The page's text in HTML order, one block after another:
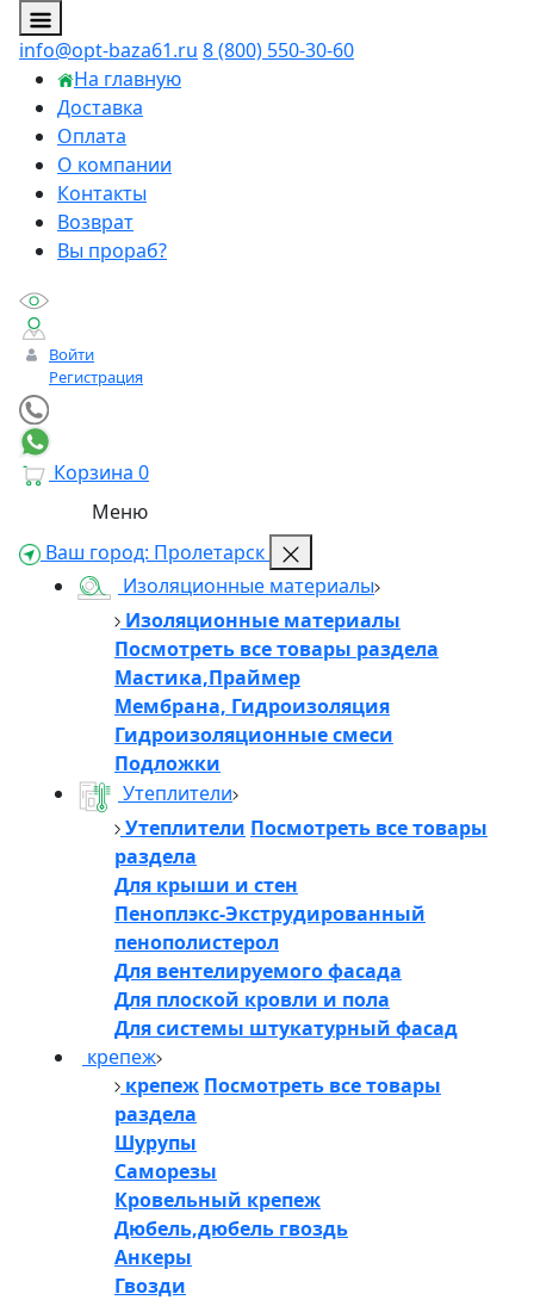
info@opt-baza61.ru 8 (800) 550-30-60
На главную
Доставка
Оплата
О компании
Контакты
Возврат
Вы прораб?
Войти
Регистрация
Корзина 0
Меню
Ваш город: Пролетарск
Изоляционные материалы
Изоляционные материалы
Посмотреть все товары раздела
Мастика,Праймер
Мембрана, Гидроизоляция
Гидроизоляционные смеси
Подложки
Утеплители
Утеплители Посмотреть все товары
раздела
Для крыши и стен
Пеноплэкс-Экструдированный
пенополистерол
Для вентелируемого фасада
Для плоской кровли и пола
Для системы штукатурный фасад
крепеж
крепеж Посмотреть все товары
раздела
Шурупы
Саморезы
Кровельный крепеж
Дюбель,дюбель гвоздь
Анкеры
Гвозди